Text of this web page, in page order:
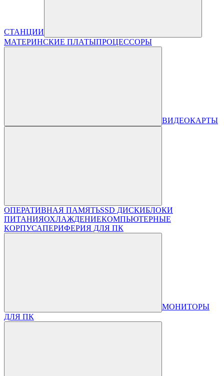
СТАНЦИИ
МАТЕРИНСКИЕ ПЛАТЫПРОЦЕССОРЫ
ВИДЕОКАРТЫ
ОПЕРАТИВНАЯ ПАМЯТЬSSD ДИСКИБЛОКИ
ПИТАНИЯОХЛАЖДЕНИЕКОМПЬЮТЕРНЫЕ
КОРПУСАПЕРИФЕРИЯ ДЛЯ ПК
МОНИТОРЫ
ДЛЯ ПК